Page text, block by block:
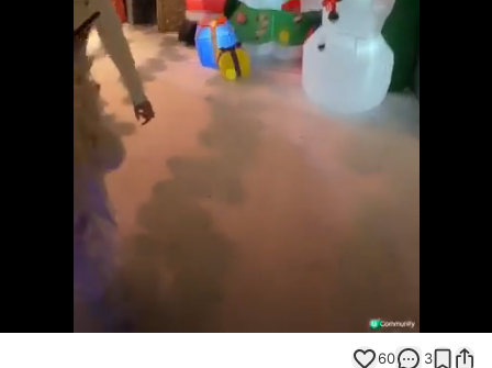
71.59%
60 3